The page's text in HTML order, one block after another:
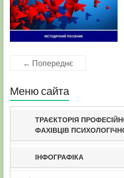
← Попереднє
Меню сайта
ТРАЄКТОРІЯ
ФАХІВЦІВ
ІНФОГРАФІКА